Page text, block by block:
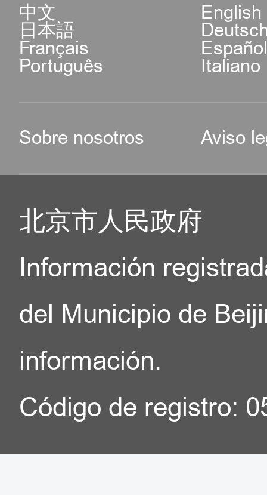
中文 English
日本語
Français
Português Italiano
Sobre nosotros Aviso
北京市人民政府
Información
del Municipio de
información.
Código de registro: